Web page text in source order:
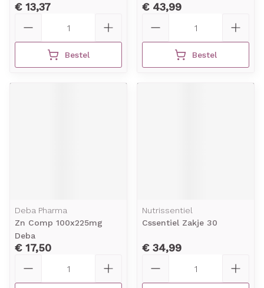
€ 13,37
Bestel
€ 43,99
Bestel
Deba Pharma
Zn Comp 100x225mg
Deba
€ 17,50
Nutrissentiel
Cssentiel Zakje 30
€ 34,99